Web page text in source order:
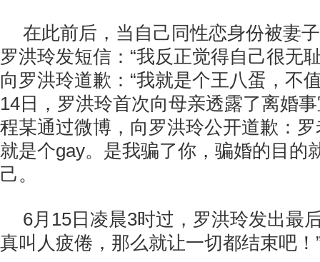
在此前后，当自己同性恋身份被妻
罗洪玲发短信：“我反正觉得自己很无
向罗洪玲道歉：“我就是个王八蛋，不
14日，罗洪玲首次向母亲透露了离婚
程某通过微博，向罗洪玲公开道歉：
就是个gay。是我骗了你，骗婚的目的
己。
6月15日凌晨3时过，罗洪玲发出最
真叫人疲倦，那么就让一切都结束吧！